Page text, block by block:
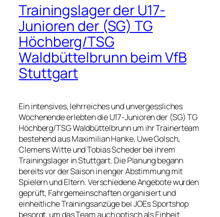
Trainingslager der U17-
Junioren der (SG) TG
Höchberg/TSG
Waldbüttelbrunn beim VfB
Stuttgart
Ein intensives, lehrreiches und unvergessliches
Wochenende erlebten die U17-Junioren der (SG) TG
Höchberg/TSG Waldbüttelbrunn um ihr Trainerteam
bestehend aus Maximilian Hanke, Uwe Golsch,
Clemens Witte und Tobias Scheder bei ihrem
Trainingslager in Stuttgart. Die Planung begann
bereits vor der Saison in enger Abstimmung mit
Spielern und Eltern. Verschiedene Angebote wurden
geprüft, Fahrgemeinschaften organisiert und
einheitliche Trainingsanzüge bei JOEs Sportshop
besorgt, um das Team auch optisch als Einheit